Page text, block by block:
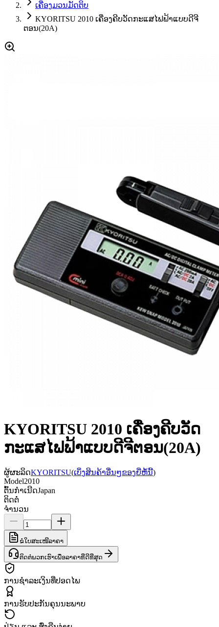
ເຄື່ອງມວນມັດຕິບ
KYORITSU 2010 ເຄື່ອງຄີບວັດກະແສໄຟຟ້າແບບດີຈີ
ຕອນ(20A)
KYORITSU 2010 ເຄື່ອງຄີບວັດ
ກະແສໄຟຟ້າແບບດີຈີຕອນ(20A)
ຜູ້ຜະລິດKYORITSU(ເບິ່ງສິນຄ້າອື່ນໆຂອງຍີ່ຫໍ້ນີ້)
Model2010
ຕົ້ນກຳເນີດJapan
ຕິດຕໍ່
ຈຳນວນ
ຂໍໃບສະເໜີລາຄາ
ຕິດຕໍ່ພວກເຮົາເພື່ອລາຄາທີ່ດີທີ່ສຸດ
ການຊຳລະເງິນທີ່ປອດໄພ
ການຮັບປະກັນຄຸນນະພາບ